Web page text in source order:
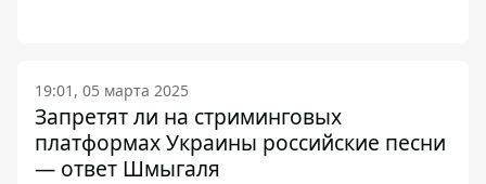
19:01, 05 марта 2025
Запретят ли на стриминговых
платформах Украины российские песни
— ответ Шмыгаля